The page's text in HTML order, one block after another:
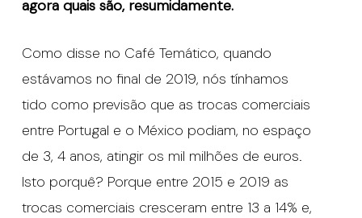
agora quais são, resumidamente.
Como disse no Café Temático, quando
estávamos no final de 2019, nós tínhamos
tido como previsão que as trocas comerciais
entre Portugal e o México podiam, no espaço
de 3, 4 anos, atingir os mil milhões de euros.
Isto porquê? Porque entre 2015 e 2019 as
trocas comerciais cresceram entre 13 a 14% e,